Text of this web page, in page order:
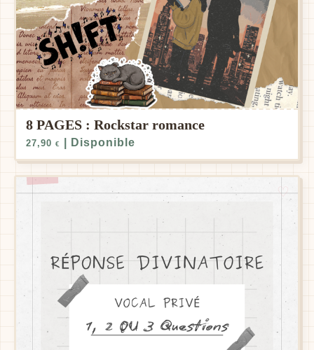
8 PAGES : Rockstar romance
27,90 € | Disponible